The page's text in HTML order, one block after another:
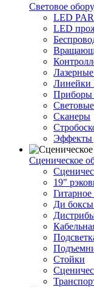
Световое
LED
LED
Линейки
Приборы
Сканеры
Эффекты
Сценическое
19"
Ди
Стойки